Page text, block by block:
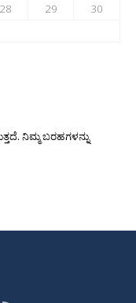
28 29
30
ನಿಮ್ಮ ಬರಹಗಳನ್ನು